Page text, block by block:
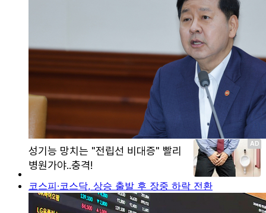
코스피·코스닥, 상승 출발 후 장중 하락 전환